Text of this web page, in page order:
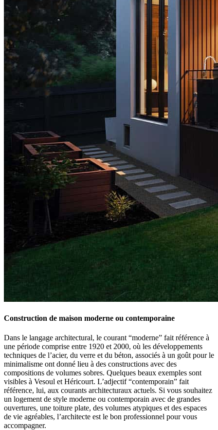
Construction de maison moderne ou contemporaine
Dans le langage architectural, le courant “moderne” fait référence à
une période comprise entre 1920 et 2000, où les développements
techniques de l’acier, du verre et du béton, associés à un goût pour le
minimalisme ont donné lieu à des constructions avec des
compositions de volumes sobres. Quelques beaux exemples sont
visibles à Vesoul et Héricourt. L’adjectif “contemporain” fait
référence, lui, aux courants architecturaux actuels. Si vous souhaitez
un logement de style moderne ou contemporain avec de grandes
ouvertures, une toiture plate, des volumes atypiques et des espaces
de vie agréables, l’architecte est le bon professionnel pour vous
accompagner.